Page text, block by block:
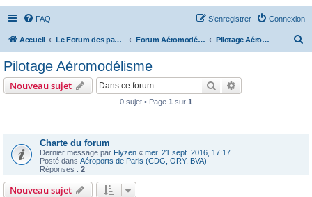
FAQ Connexion
S’enregistrer
Accueil Le Forum des passionnés d'aviation Forum Aéromodélisme Pilotage Aéromodélisme
Pilotage Aéromodélisme
Nouveau sujet Rechercher
0 sujet • Page 1 sur 1
Charte du forum
Dernier message par Flyzen « mer. 21 sept. 2016, 17:17
Posté dans Aéroports de Paris (CDG, ORY, BVA)
Réponses : 2
Nouveau sujet